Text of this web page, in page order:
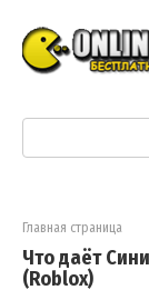
контенту
Поиск:
Главная страница
Что даёт
(Roblox)